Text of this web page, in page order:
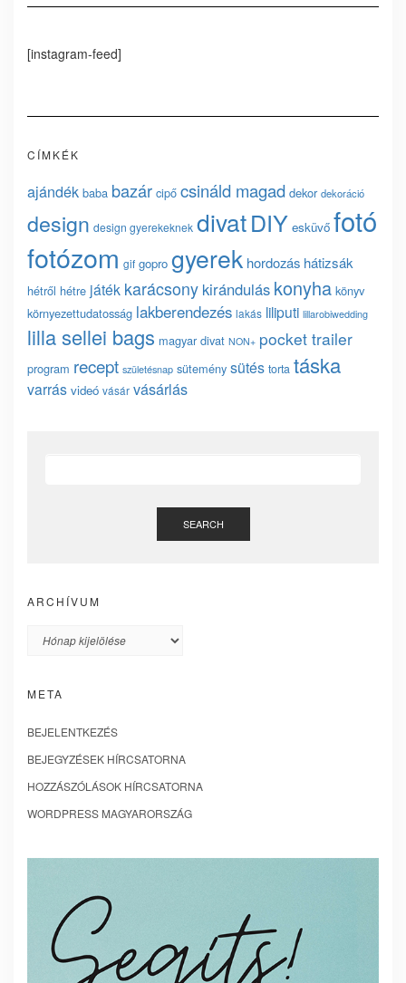
[instagram-feed]
CÍMKÉK
ajándék baba bazár cipő csináld magad dekor dekoráció
design design gyerekeknek divatDIY esküvő fotó
fotózom gif gopro gyerek hordozás hátizsák
hétről hétre játék karácsony kirándulás konyha könyv
környezettudatosság lakberendezés lakás liliputi lillarobiwedding
lilla sellei bags magyar divat NON+ pocket trailer
program recept születésnap sütemény sütés torta táska
varrás videó vásár vásárlás
SEARCH
ARCHÍVUM
Archívum
META
BEJELENTKEZÉS
BEJEGYZÉSEK HÍRCSATORNA
HOZZÁSZÓLÁSOK HÍRCSATORNA
WORDPRESS MAGYARORSZÁG